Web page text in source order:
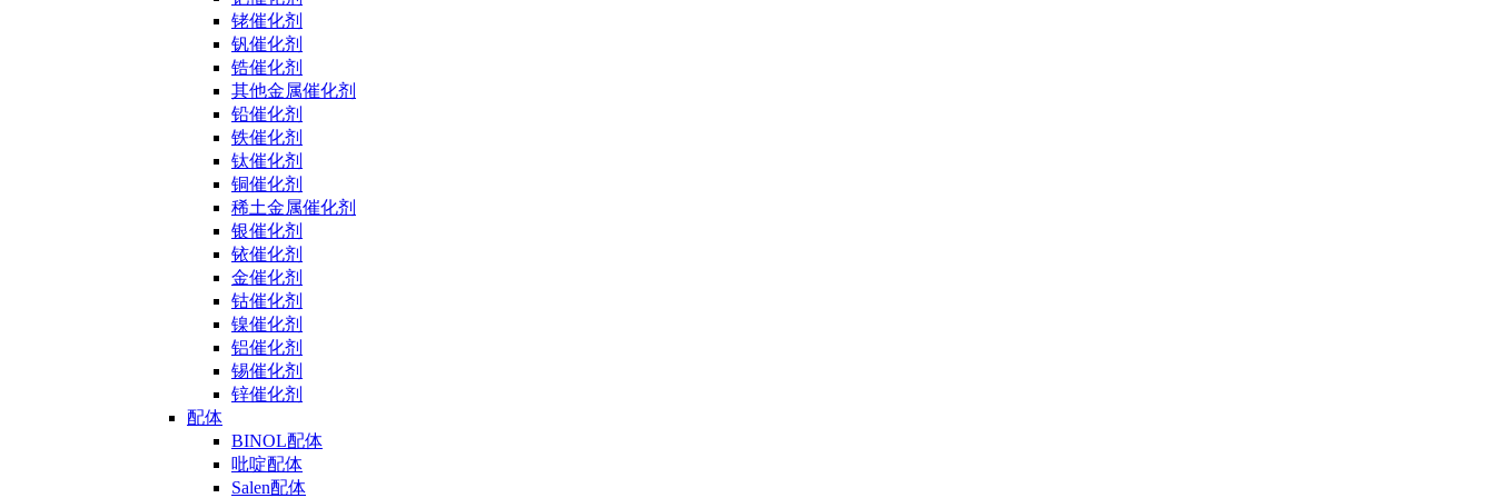
铑催化剂
钒催化剂
锆催化剂
其他金属催化剂
铅催化剂
铁催化剂
钛催化剂
铜催化剂
稀土金属催化剂
银催化剂
铱催化剂
金催化剂
钴催化剂
镍催化剂
铝催化剂
锡催化剂
锌催化剂
配体
BINOL配体
吡啶配体
Salen配体